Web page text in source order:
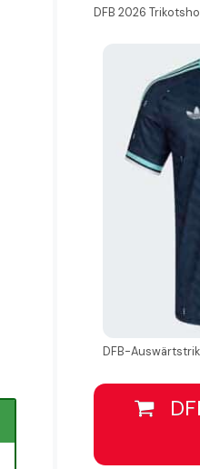
DFB 2026
DFB-